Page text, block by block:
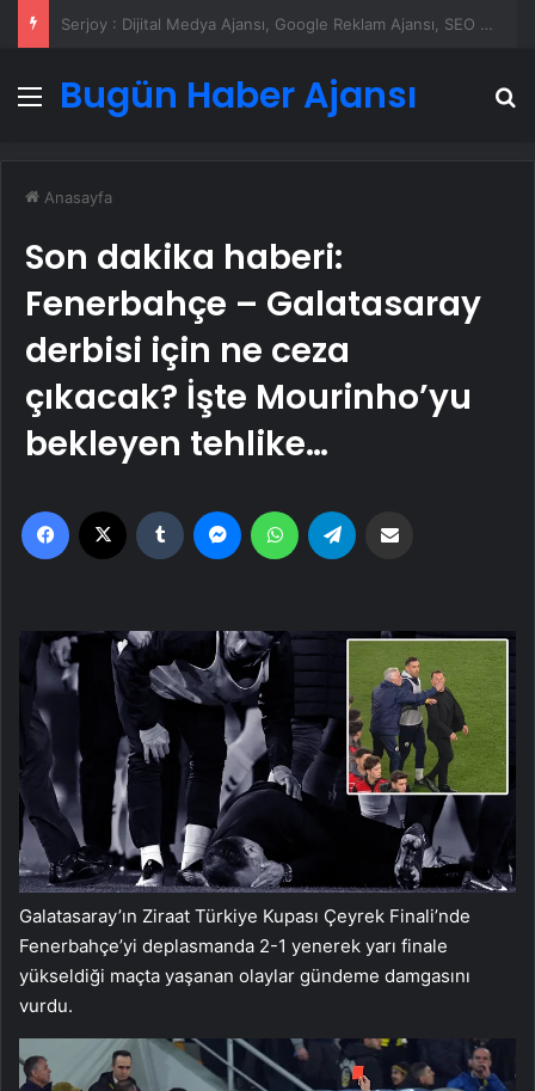
UETDS Nedir ? Uetds.com İle Akıllı Dijital Taşımacılık Yazılımı
Menü
Bugün Haber Ajansı
Anasayfa
Son dakika haberi:
Fenerbahçe – Galatasaray
derbisi için ne ceza
çıkacak? İşte Mourinho’yu
bekleyen tehlike…
Facebook Tumblr MessengerWhatsApp
Galatasaray’ın Ziraat Türkiye Kupası Çeyrek Finali’nde
Fenerbahçe’yi deplasmanda 2-1 yenerek yarı finale
yükseldiği maçta yaşanan olaylar gündeme damgasını
vurdu.